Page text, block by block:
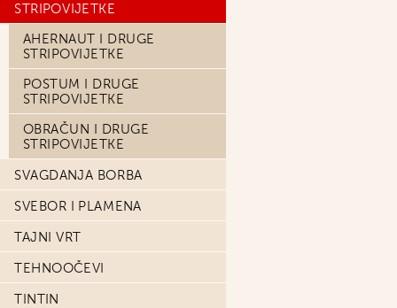
STRIPOVIJETKE
AHERNAUT I DRUGE
STRIPOVIJETKE
POSTUM I DRUGE
STRIPOVIJETKE
OBRAČUN I DRUGE
STRIPOVIJETKE
SVAGDANJA BORBA
SVEBOR I PLAMENA
TAJNI VRT
TEHNOOČEVI
TINTIN